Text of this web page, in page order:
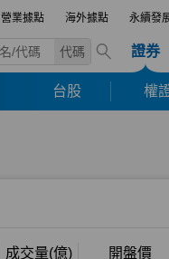
營業據點 海外據點 永續發
代碼 證券
台股 權